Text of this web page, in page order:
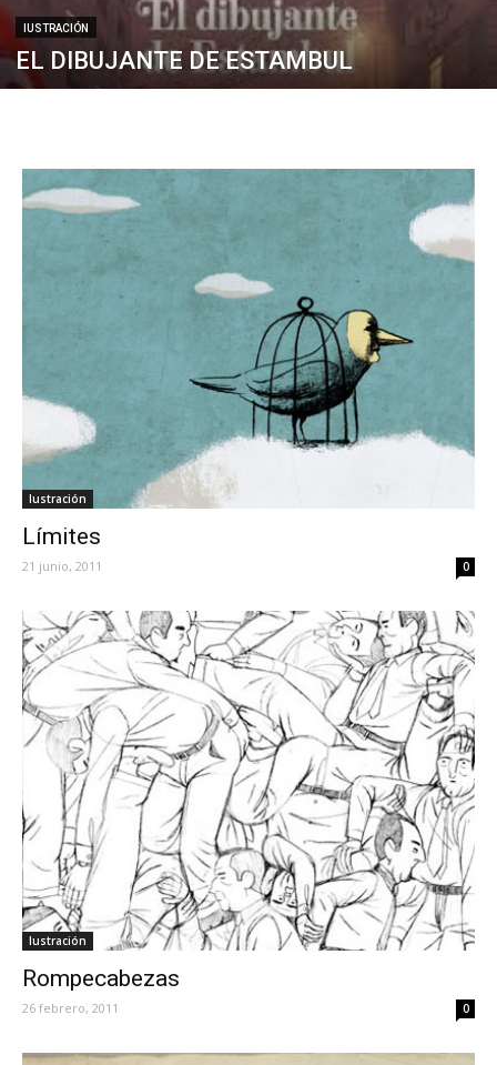
IUSTRACIÓN
EL DIBUJANTE DE ESTAMBUL
Iustración
Límites
21 junio, 2011 0
Iustración
Rompecabezas
26 febrero, 2011 0